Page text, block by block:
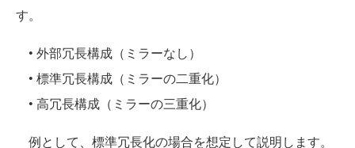
す。
• 外部冗長構成（ミラーなし）
• 標準冗長構成（ミラーの二重化）
• 高冗長構成（ミラーの三重化）
例として、標準冗長化の場合を想定して説明します。